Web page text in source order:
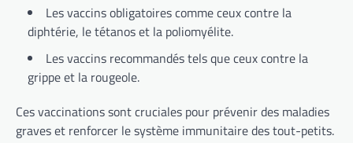
Les vaccins obligatoires comme ceux contre la
diphtérie, le tétanos et la poliomyélite.
Les vaccins recommandés tels que ceux contre la
grippe et la rougeole.
Ces vaccinations sont cruciales pour prévenir des maladies
graves et renforcer le système immunitaire des tout-petits.